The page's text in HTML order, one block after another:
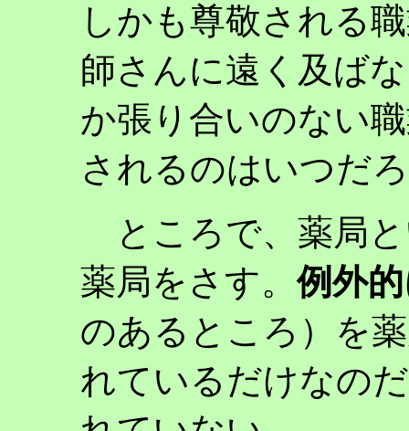
しかも尊敬される
師さんに遠く及ば
か張り合いのない
されるのはいつだ
ところで、薬局
薬局をさす。例外
のあるところ）を
れているだけなの